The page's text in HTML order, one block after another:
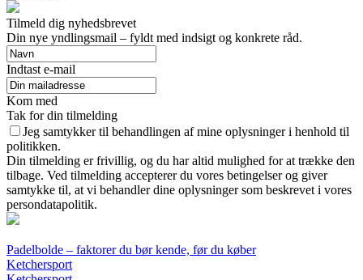
Tilmeld dig nyhedsbrevet
Din nye yndlingsmail – fyldt med indsigt og konkrete råd.
Indtast e-mail
Kom med
Tak for din tilmelding
Jeg samtykker til behandlingen af mine oplysninger i henhold til
politikken.
Din tilmelding er frivillig, og du har altid mulighed for at trække den
tilbage. Ved tilmelding accepterer du vores betingelser og giver
samtykke til, at vi behandler dine oplysninger som beskrevet i vores
persondatapolitik.
Padelbolde – faktorer du bør kende, før du køber
Ketchersport